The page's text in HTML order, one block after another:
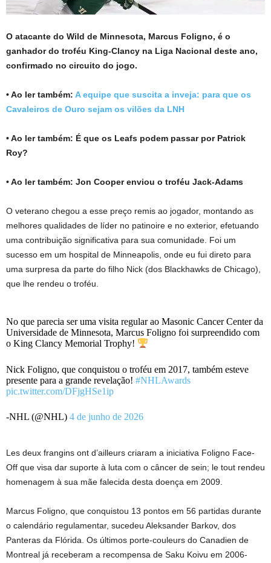
O atacante do Wild de Minnesota, Marcus Foligno, é o
ganhador do troféu King-Clancy na Liga Nacional deste ano,
confirmado no circuito do jogo.
• Ao ler também: A equipe que suscita a inveja: para que os
Cavaleiros de Ouro sejam os vilões da LNH
• Ao ler também: É que os Leafs podem passar por Patrick
Roy?
• Ao ler também: Jon Cooper enviou o troféu Jack-Adams
O veterano chegou a esse preço remis ao jogador, montando as
melhores qualidades de líder no patinoire e no exterior, efetuando
uma contribuição significativa para sua comunidade. Foi um
sucesso em um hospital de Minneapolis, onde eu fui direto para
uma surpresa da parte do filho Nick (dos Blackhawks de Chicago),
que lhe rendeu o troféu.
No que parecia ser uma visita regular ao Masonic Cancer Center da
Universidade de Minnesota, Marcus Foligno foi surpreendido com
o King Clancy Memorial Trophy!
Nick Foligno, que conquistou o troféu em 2017, também esteve
presente para a grande revelação! #NHLAwards
pic.twitter.com/DFjgHSe1ip
-NHL (@NHL) 4 de junho de 2026
Les deux frangins ont d’ailleurs criaram a iniciativa Foligno Face-
Off que visa dar suporte à luta com o câncer de sein; le tout rendeu
homenagem à sua mãe falecida desta doença em 2009.
Marcus Foligno, que conquistou 13 pontos em 56 partidas durante
o calendário regulamentar, sucedeu Aleksander Barkov, dos
Panteras da Flórida. Os últimos porte-couleurs do Canadien de
Montreal já receberam a recompensa de Saku Koivu em 2006-